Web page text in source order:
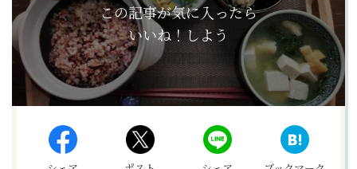
この記事が気に入ったら
いいね！しよう